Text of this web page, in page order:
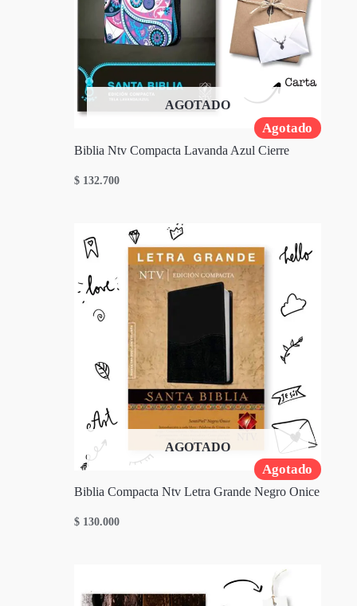
Agotado
AGOTADO
Biblia Ntv Compacta Lavanda Azul Cierre
$ 132.700
Agotado
AGOTADO
Biblia Compacta Ntv Letra Grande Negro Onice
$ 130.000